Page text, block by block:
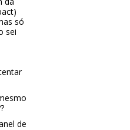
só
sei
de